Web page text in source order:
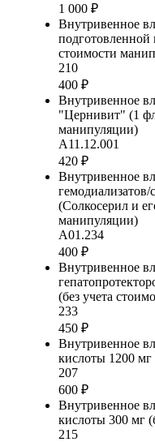
1 000 ₽
Внутривенное
подготовленной
стоимости
210
400 ₽
Внутривенное
"Цернивит" (1
манипуляции)
А11.12.001
420 ₽
Внутривенное
(Солкосерил и
манипуляции)
А01.234
400 ₽
Внутривенное
(без учета
233
450 ₽
Внутривенное
кислоты 1200 мг
207
600 ₽
Внутривенное
кислоты 300 мг
215